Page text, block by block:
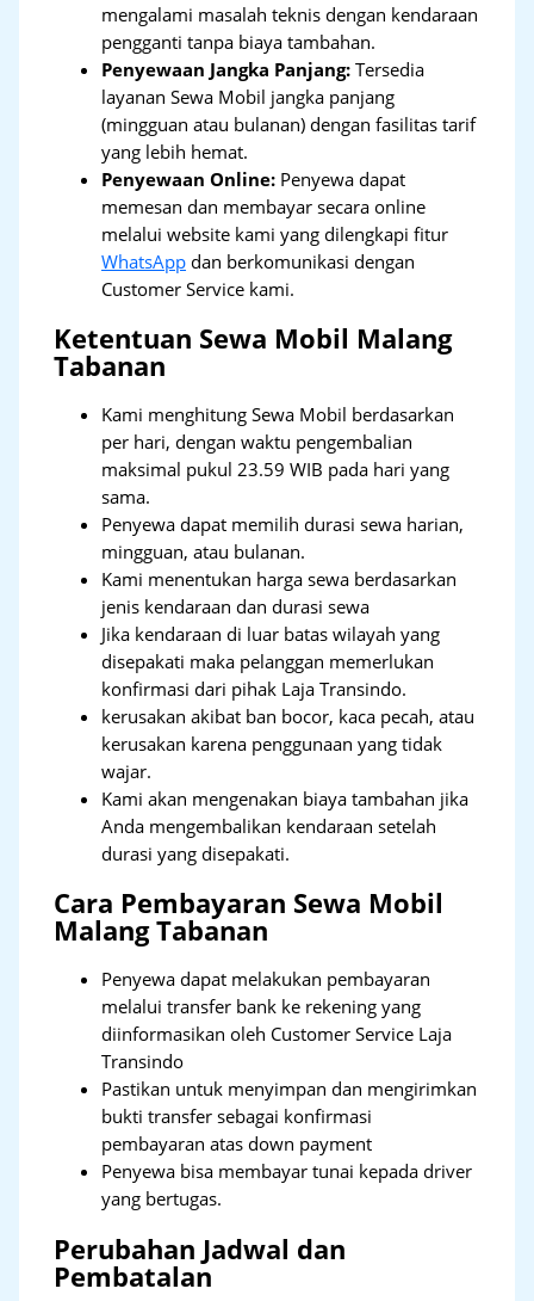
mengalami masalah teknis dengan kendaraan
pengganti tanpa biaya tambahan.
Penyewaan Jangka Panjang: Tersedia
layanan Sewa Mobil jangka panjang
(mingguan atau bulanan) dengan fasilitas tarif
yang lebih hemat.
Penyewaan Online: Penyewa dapat
memesan dan membayar secara online
melalui website kami yang dilengkapi fitur
WhatsApp dan berkomunikasi dengan
Customer Service kami.
Ketentuan Sewa Mobil Malang
Tabanan
Kami menghitung Sewa Mobil berdasarkan
per hari, dengan waktu pengembalian
maksimal pukul 23.59 WIB pada hari yang
sama.
Penyewa dapat memilih durasi sewa harian,
mingguan, atau bulanan.
Kami menentukan harga sewa berdasarkan
jenis kendaraan dan durasi sewa
Jika kendaraan di luar batas wilayah yang
disepakati maka pelanggan memerlukan
konfirmasi dari pihak Laja Transindo.
kerusakan akibat ban bocor, kaca pecah, atau
kerusakan karena penggunaan yang tidak
wajar.
Kami akan mengenakan biaya tambahan jika
Anda mengembalikan kendaraan setelah
durasi yang disepakati.
Cara Pembayaran Sewa Mobil
Malang Tabanan
Penyewa dapat melakukan pembayaran
melalui transfer bank ke rekening yang
diinformasikan oleh Customer Service Laja
Transindo
Pastikan untuk menyimpan dan mengirimkan
bukti transfer sebagai konfirmasi
pembayaran atas down payment
Penyewa bisa membayar tunai kepada driver
yang bertugas.
Perubahan Jadwal dan
Pembatalan